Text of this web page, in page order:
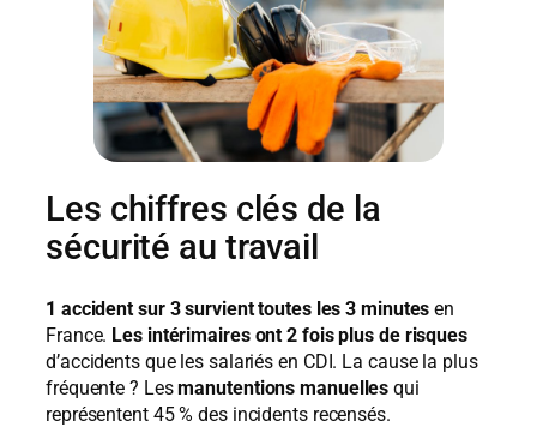
Les chiffres clés de la
sécurité au travail
1 accident sur 3 survient toutes les 3 minutes en
France. Les intérimaires ont 2 fois plus de risques
d’accidents que les salariés en CDI. La cause la plus
fréquente ? Lesmanutentions manuelles qui
représentent 45 % des incidents recensés.